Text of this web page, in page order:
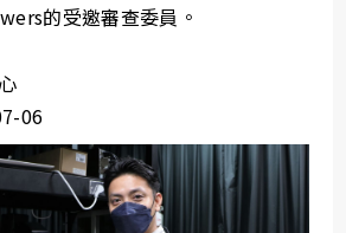
的受邀審查委員。
06